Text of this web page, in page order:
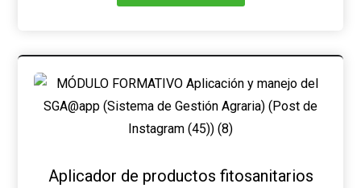
Aplicador de productos fitosanitarios